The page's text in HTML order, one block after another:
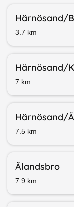
Härnösand/​
3.7 km
Härnösand/​
7 km
Härnösand/​
7.5 km
Älandsbro
7.9 km